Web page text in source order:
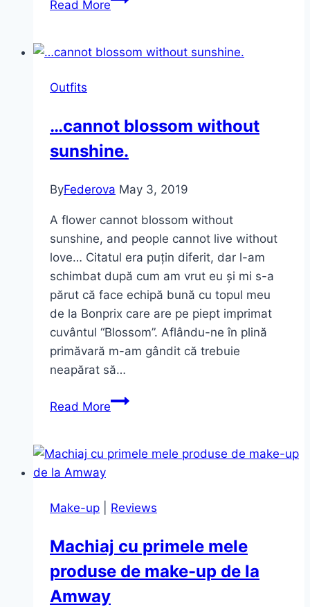
Read More
~
îngrijire
anti-
de
NIVEA
Outfits
…cannot blossom without
sunshine.
ByFederova May 3, 2019
A flower cannot blossom without
sunshine, and people cannot live without
love… Citatul era puțin diferit, dar l-am
schimbat după cum am vrut eu și mi s-a
părut că face echipă bună cu topul meu
de la Bonprix care are pe piept imprimat
cuvântul “Blossom”. Aflându-ne în plină
primăvară m-am gândit că trebuie
neapărat să…
Read More…
without
Make-up Reviews
Machiaj cu primele mele
produse de make-up de la
Amway